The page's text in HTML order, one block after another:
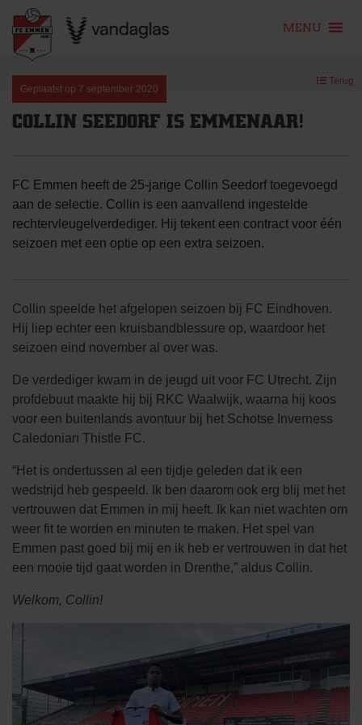
content
MENU
Geplaatst op 7 september 2020
Terug
COLLIN SEEDORF IS EMMENAAR!
FC Emmen heeft de 25-jarige Collin Seedorf toegevoegd
aan de selectie. Collin is een aanvallend ingestelde
rechtervleugelverdediger. Hij tekent een contract voor één
seizoen met een optie op een extra seizoen.
Collin speelde het afgelopen seizoen bij FC Eindhoven.
Hij liep echter een kruisbandblessure op, waardoor het
seizoen eind november al over was.
De verdediger kwam in de jeugd uit voor FC Utrecht. Zijn
profdebuut maakte hij bij RKC Waalwijk, waarna hij koos
voor een buitenlands avontuur bij het Schotse Inverness
Caledonian Thistle FC.
“Het is ondertussen al een tijdje geleden dat ik een
wedstrijd heb gespeeld. Ik ben daarom ook erg blij met het
vertrouwen dat Emmen in mij heeft. Ik kan niet wachten om
weer fit te worden en minuten te maken. Het spel van
Emmen past goed bij mij en ik heb er vertrouwen in dat het
een mooie tijd gaat worden in Drenthe,” aldus Collin.
Welkom, Collin!